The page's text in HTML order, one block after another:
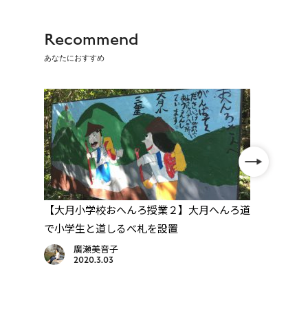
Recommend
あなたにおすすめ
【大月小学校おへんろ授業２】大月へんろ道
で小学生と道しるべ札を設置
廣瀬美音子
2020.3.03